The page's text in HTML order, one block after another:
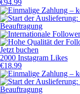
€94.99
Beauftragung
Jetzt buchen
2000 Instagram Likes
€18.99
Beauftragung